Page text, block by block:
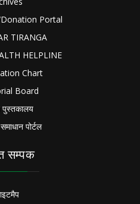
Portal
TIRANGA
HELPLINE
Chart
Board
पुस्तकालय
पोर्टल
सम्पक